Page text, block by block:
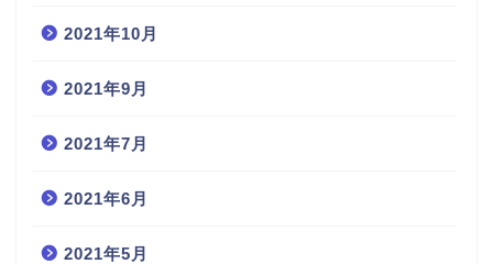
2021年10月
2021年9月
2021年7月
2021年6月
2021年5月